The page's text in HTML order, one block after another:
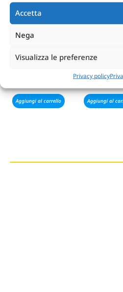
Accetta
Nega
Visualizza le preferenze
Privacy policy
JUWEL – FILTER GRID –
Aggiungi al carrello
BLAU AQUARISTIC –
92X50X50CM
€439.37
Aggiungi al